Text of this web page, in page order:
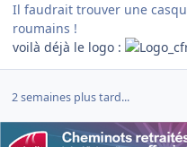
Il faudrait trouver une
roumains !
voilà déjà le logo :
2 semaines plus tard...